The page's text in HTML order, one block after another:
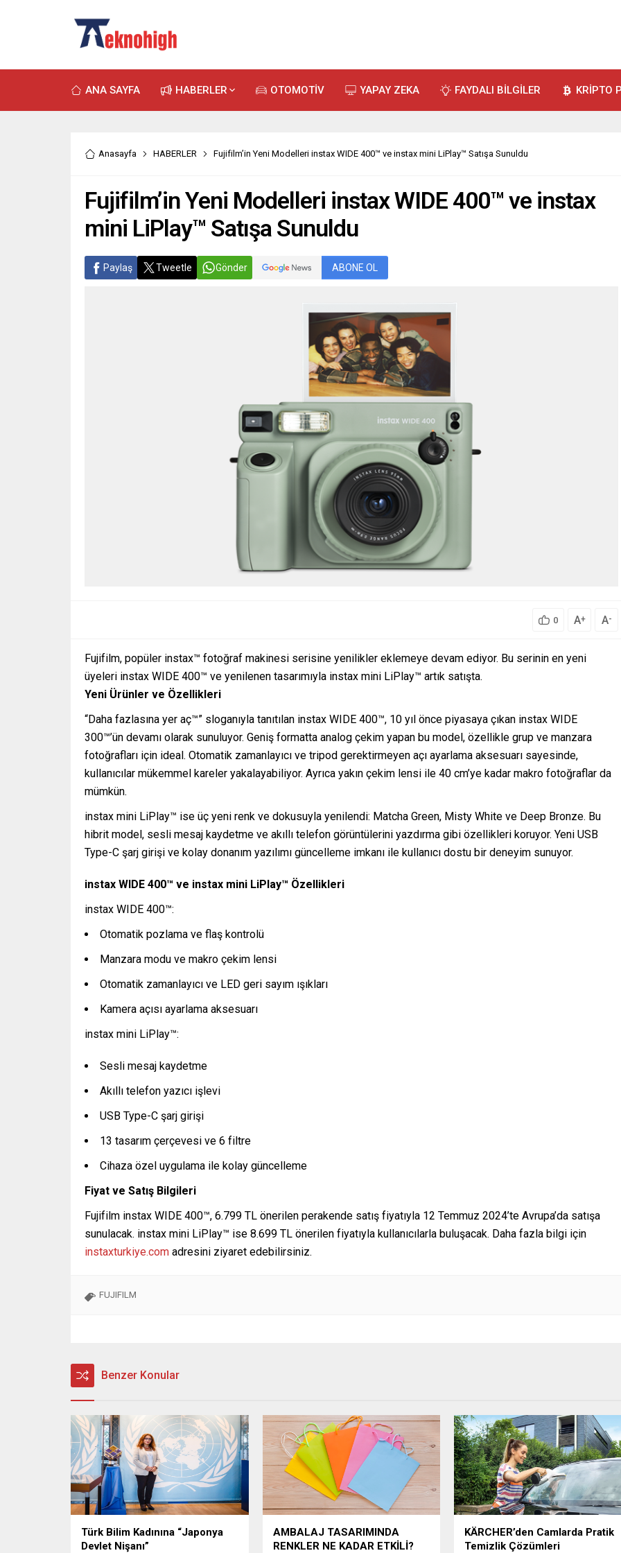
ANA SAYFA HABERLER OTOMOTİV YAPAY ZEKA FAYDALI BİLGİLER KRİPTO
Anasayfa HABERLER Fujifilm’in Yeni Modelleri instax WIDE 400™ ve instax mini LiPlay™ Satışa Sunuldu
Fujifilm’in Yeni Modelleri instax WIDE 400™ ve instax
mini LiPlay™ Satışa Sunuldu
Paylaş Tweetle Gönder ABONE OL
0 A+ A-
Fujifilm, popüler instax™ fotoğraf makinesi serisine yenilikler eklemeye devam ediyor. Bu serinin en yeni
üyeleri instax WIDE 400™ ve yenilenen tasarımıyla instax mini LiPlay™ artık satışta.
Yeni Ürünler ve Özellikleri
“Daha fazlasına yer aç™” sloganıyla tanıtılan instax WIDE 400™, 10 yıl önce piyasaya çıkan instax WIDE
300™’ün devamı olarak sunuluyor. Geniş formatta analog çekim yapan bu model, özellikle grup ve manzara
fotoğrafları için ideal. Otomatik zamanlayıcı ve tripod gerektirmeyen açı ayarlama aksesuarı sayesinde,
kullanıcılar mükemmel kareler yakalayabiliyor. Ayrıca yakın çekim lensi ile 40 cm’ye kadar makro fotoğraflar da
mümkün.
instax mini LiPlay™ ise üç yeni renk ve dokusuyla yenilendi: Matcha Green, Misty White ve Deep Bronze. Bu
hibrit model, sesli mesaj kaydetme ve akıllı telefon görüntülerini yazdırma gibi özellikleri koruyor. Yeni USB
Type-C şarj girişi ve kolay donanım yazılımı güncelleme imkanı ile kullanıcı dostu bir deneyim sunuyor.
instax WIDE 400™ ve instax mini LiPlay™ Özellikleri
instax WIDE 400™:
Otomatik pozlama ve flaş kontrolü
Manzara modu ve makro çekim lensi
Otomatik zamanlayıcı ve LED geri sayım ışıkları
Kamera açısı ayarlama aksesuarı
instax mini LiPlay™:
Sesli mesaj kaydetme
Akıllı telefon yazıcı işlevi
USB Type-C şarj girişi
13 tasarım çerçevesi ve 6 filtre
Cihaza özel uygulama ile kolay güncelleme
Fiyat ve Satış Bilgileri
Fujifilm instax WIDE 400™, 6.799 TL önerilen perakende satış fiyatıyla 12 Temmuz 2024’te Avrupa’da satışa
sunulacak. instax mini LiPlay™ ise 8.699 TL önerilen fiyatıyla kullanıcılarla buluşacak. Daha fazla bilgi için
instaxturkiye.com adresini ziyaret edebilirsiniz.
FUJIFILM
Benzer Konular
Türk Bilim Kadınına “Japonya
Devlet Nişanı”
AMBALAJ TASARIMINDA
RENKLER NE KADAR ETKİLİ?
KÄRCHER’den Camlarda Pratik
Temizlik Çözümleri